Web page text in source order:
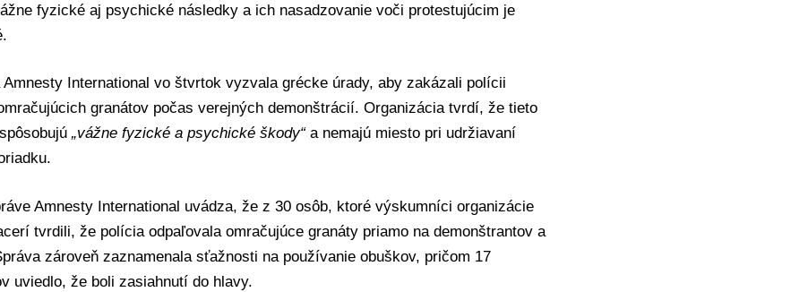
fyzické aj psychické následky a ich nasadzovanie voči protestujúcim je
Amnesty International vo štvrtok vyzvala grécke úrady, aby zakázali polícii
granátov počas verejných demonštrácií. Organizácia tvrdí, že tieto
„vážne fyzické a psychické škody“a nemajú miesto pri udržiavaní
Amnesty International uvádza, že z 30 osôb, ktoré výskumníci organizácie
tvrdili, že polícia odpaľovala omračujúce granáty priamo na demonštrantov a
zároveň zaznamenala sťažnosti na používanie obuškov, pričom 17
uviedlo, že boli zasiahnutí do hlavy.